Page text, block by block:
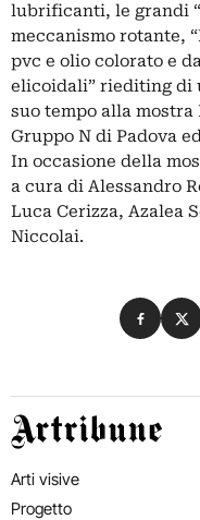
lubrificanti, le grandi
meccanismo rotante,
pvc e olio colorato e
elicoidali” riediting di
suo tempo alla
Gruppo N di Padova
In occasione della
a cura di Alessandro
Luca Cerizza, Azalea
Niccolai.
Artribune
Arti visive
Progetto